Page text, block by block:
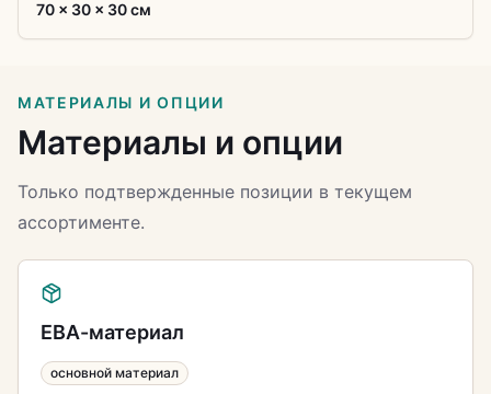
70 × 30 × 30 см
МАТЕРИАЛЫ И ОПЦИИ
Материалы и опции
Только подтвержденные позиции в текущем
ассортименте.
ЕВА-материал
основной материал